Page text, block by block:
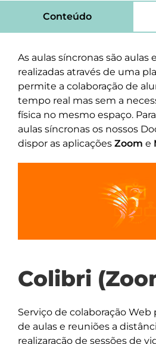
Conteúdo
As aulas síncronas são aulas
realizadas através de uma
permite a colaboração de
tempo real mas sem a
física no mesmo espaço.
aulas síncronas os nossos
dispor as aplicações Zoom e
Colibri
Serviço de colaboração Web
de aulas e reuniões a
realizaração de sessões de